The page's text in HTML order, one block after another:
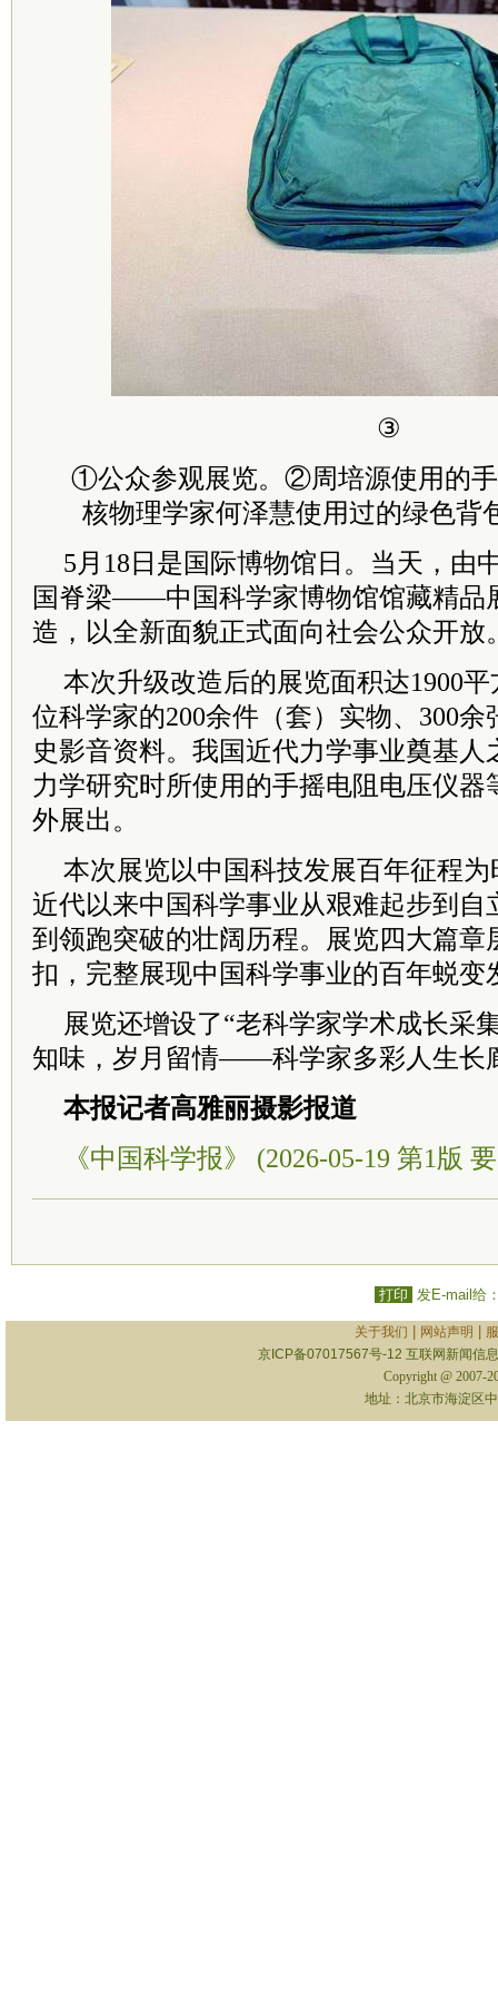
③
①公众参观展览。②周培源使用的
核物理学家何泽慧使用过的绿色背
5月18日是国际博物馆日。当天，由
国脊梁——中国科学家博物馆馆藏精品
造，以全新面貌正式面向社会公众开放
本次升级改造后的展览面积达1900
位科学家的200余件（套）实物、300
史影音资料。我国近代力学事业奠基人
力学研究时所使用的手摇电阻电压仪器
外展出。
本次展览以中国科技发展百年征程
近代以来中国科学事业从艰难起步到自
到领跑突破的壮阔历程。展览四大篇章
扣，完整展现中国科学事业的百年蜕变
展览还增设了“老科学家学术成长采
知味，岁月留情——科学家多彩人生长
本报记者高雅丽摄影报道
《中国科学报》 (2026-05-19 第1版
打印 发E-mail给
关于我们 网站声明
京ICP备07017567号-12 互联网新闻信
Copyright @ 2007-
地址：北京市海淀区